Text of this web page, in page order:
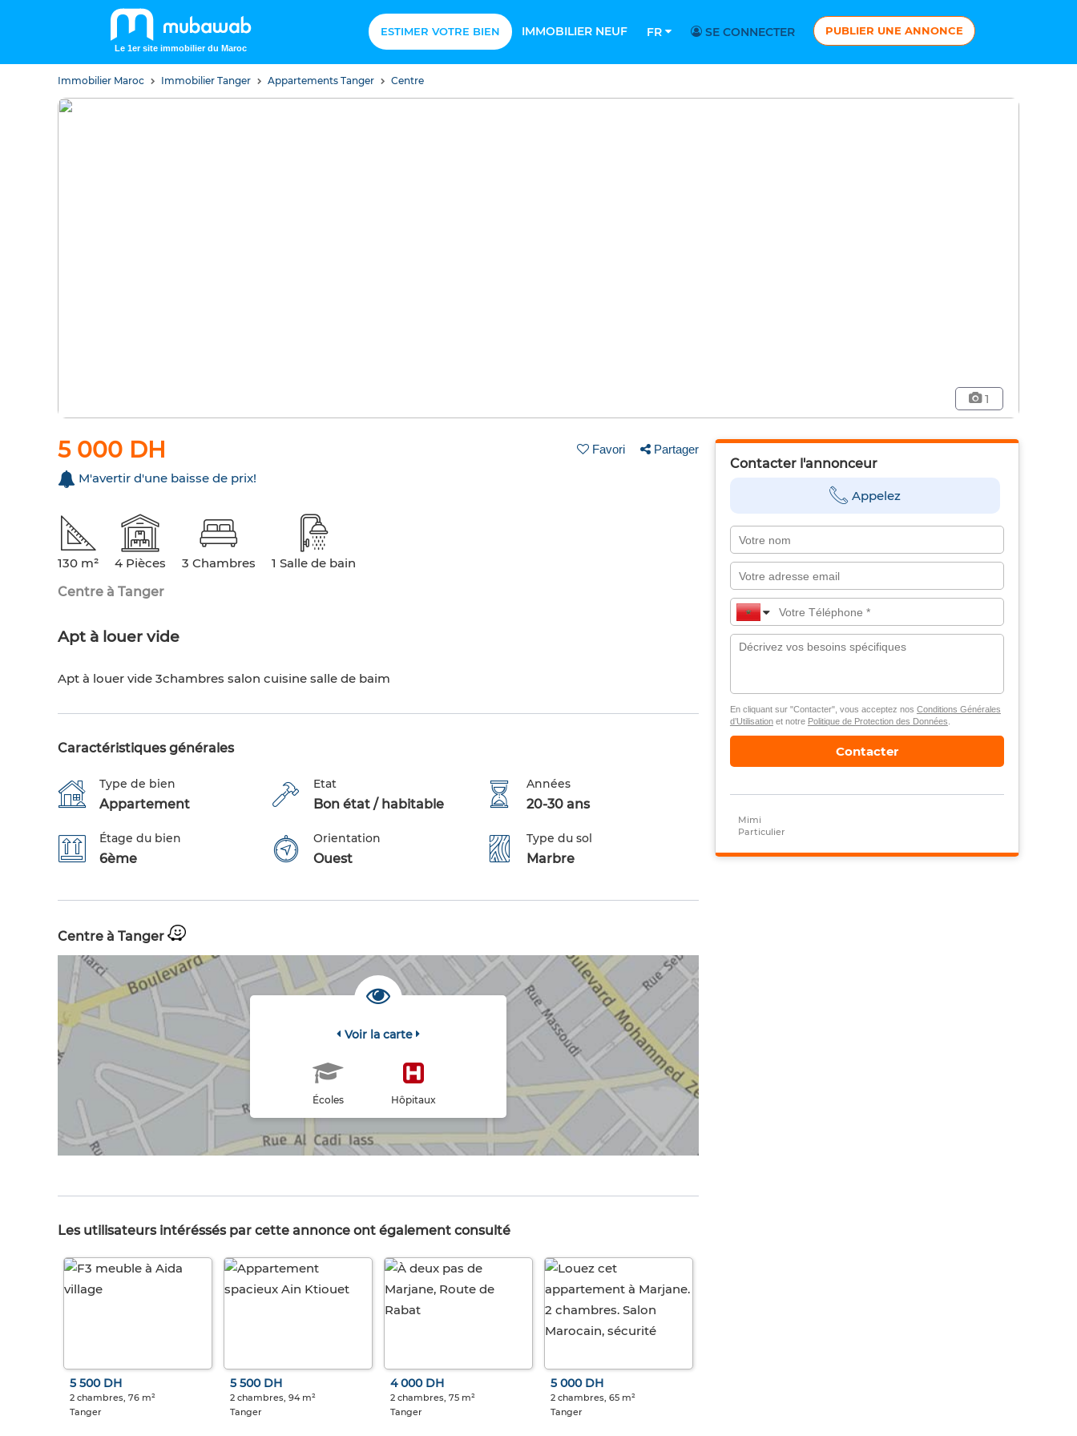
Le 1er site immobilier du Maroc
ESTIMER VOTRE BIEN IMMOBILIER NEUF FR SE CONNECTER PUBLIER UNE ANNONCE
Immobilier Maroc Immobilier Tanger Appartements Tanger Centre
1
5 000 DH Favori Partager
M'avertir d'une baisse de prix!
130 m² 4 Pièces 3 Chambres
1 Salle de bain
Centre à Tanger
Apt à louer vide
Apt à louer vide 3chambres salon cuisine salle de baim
Caractéristiques générales
Type de bien
Appartement
Etat
Bon état / habitable
Années
20-30 ans
Étage du bien
6ème
Orientation
Ouest
Type du sol
Marbre
Centre à Tanger
Voir la carte
Écoles Hôpitaux
Les utilisateurs intéréssés par cette annonce ont également consulté
5 500 DH
2 chambres, 76 m²
Tanger
5 500 DH
2 chambres, 94 m²
Tanger
4 000 DH
2 chambres, 75 m²
Tanger
5 000 DH
2 chambres, 65 m²
Tanger
Contacter l'annonceur
Appelez
En cliquant sur "Contacter", vous acceptez nos Conditions Générales
d’Utilisationet notre Politique de Protection des Données
Contacter
Mimi
Particulier